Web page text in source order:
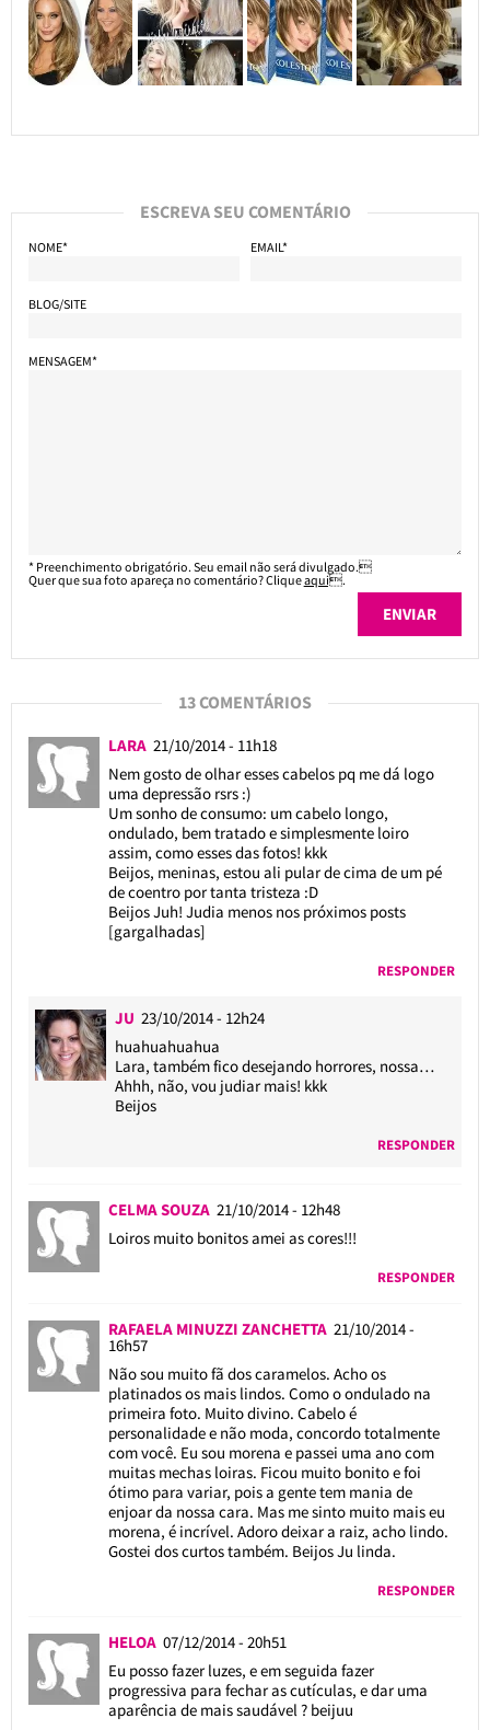
ESCREVA SEU COMENTÁRIO
NOME* EMAIL*
BLOG/SITE
MENSAGEM*
* Preenchimento obrigatório. Seu email não será divulgado.
Quer que sua foto apareça no comentário? Cliqueaqui.
13 COMENTÁRIOS
LARA 21/10/2014 - 11h18
Nem gosto de olhar esses cabelos pq me dá logo
uma depressão rsrs :)
Um sonho de consumo: um cabelo longo,
ondulado, bem tratado e simplesmente loiro
assim, como esses das fotos! kkk
Beijos, meninas, estou ali pular de cima de um pé
de coentro por tanta tristeza :D
Beijos Juh! Judia menos nos próximos posts
[gargalhadas]
RESPONDER
JU 23/10/2014 - 12h24
huahuahuahua
Lara, também fico desejando horrores, nossa…
Ahhh, não, vou judiar mais! kkk
Beijos
RESPONDER
CELMA SOUZA 21/10/2014 - 12h48
Loiros muito bonitos amei as cores!!!
RESPONDER
RAFAELA MINUZZI ZANCHETTA 21/10/2014 -
16h57
Não sou muito fã dos caramelos. Acho os
platinados os mais lindos. Como o ondulado na
primeira foto. Muito divino. Cabelo é
personalidade e não moda, concordo totalmente
com você. Eu sou morena e passei uma ano com
muitas mechas loiras. Ficou muito bonito e foi
ótimo para variar, pois a gente tem mania de
enjoar da nossa cara. Mas me sinto muito mais eu
morena, é incrível. Adoro deixar a raiz, acho lindo.
Gostei dos curtos também. Beijos Ju linda.
RESPONDER
HELOA 07/12/2014 - 20h51
Eu posso fazer luzes, e em seguida fazer
progressiva para fechar as cutículas, e dar uma
aparência de mais saudável ? beijuu